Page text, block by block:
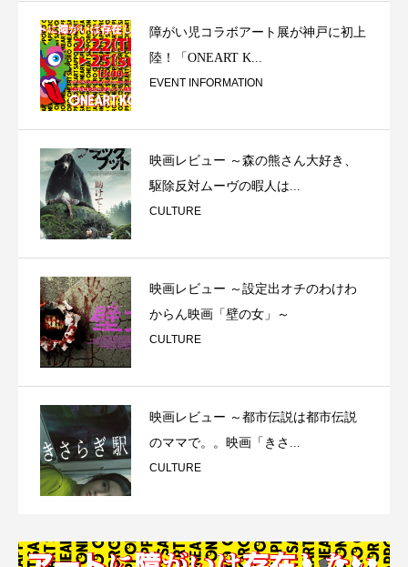
障がい児コラボアート展が神戸に初上
陸！「ONEART K...
EVENT INFORMATION
映画レビュー ～森の熊さん大好き、
駆除反対ムーヴの暇人は...
CULTURE
映画レビュー ～設定出オチのわけわ
からん映画「壁の女」～
CULTURE
映画レビュー ～都市伝説は都市伝説
のママで。。映画「きさ...
CULTURE